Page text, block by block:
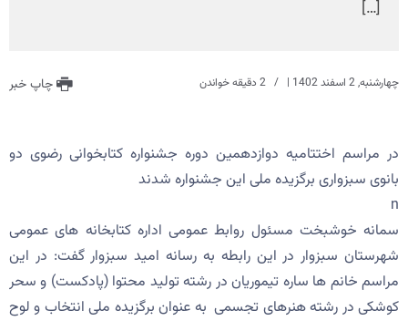
[…]
چهارشنبه, 2 اسفند 1402 | چاپ خبر
در مراسم اختتامیه دوازدهمین دوره جشنواره کتابخوانی رضوی دو
بانوی سبزواری برگزیده ملی این جشنواره شدند
n
سمانه خوشبخت مسئول روابط عمومی اداره کتابخانه های عمومی
شهرستان سبزوار در این رابطه به رسانه امید سبزوار گفت: در این
مراسم خانم ها ساره تیموریان در رشته تولید محتوا (پادکست) و سحر
کوشکی در رشته هنرهای تجسمی به عنوان برگزیده ملی انتخاب و لوح